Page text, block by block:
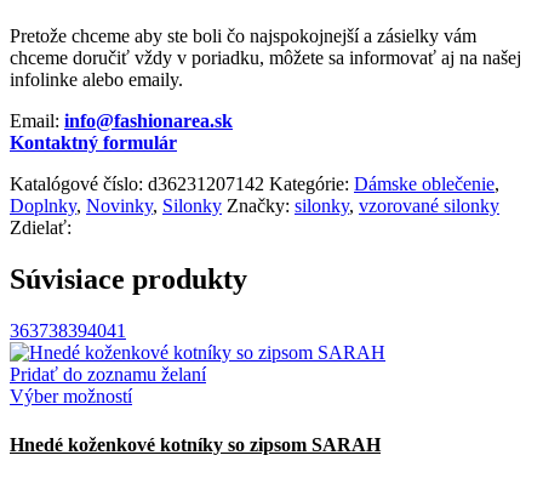
Pretože chceme aby ste boli čo najspokojnejší a zásielky vám
chceme doručiť vždy v poriadku, môžete sa informovať aj na našej
infolinke alebo emaily.
Email: info@fashionarea.sk
Kontaktný formulár
Katalógové číslo: d36231207142 Kategórie: Dámske oblečenie,
Doplnky, Novinky, Silonky Značky: silonky, vzorované silonky
Zdielať:
Súvisiace produkty
363738394041
Pridať do zoznamu želaní
Výber možnostíTento
má
viacero
Hnedé koženkové kotníky so zipsom SARAH